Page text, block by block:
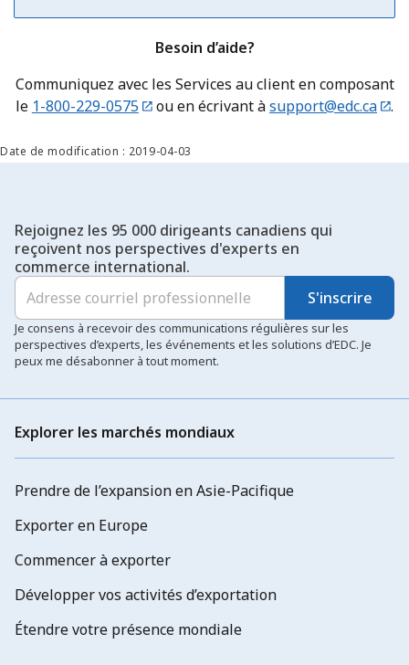
Besoin d’aide?
Communiquez avec les Services au client en composant
le 1-800-229-0575 ou en écrivant àsupport@edc.ca .
Date de modification : 2019-04-03
Rejoignez les 95 000 dirigeants canadiens qui
reçoivent nos perspectives d'experts en
commerce international.
S'inscrire
Je consens à recevoir des communications régulières sur les
perspectives d’experts, les événements et les solutions d’EDC. Je
peux me désabonner à tout moment.
Explorer les marchés mondiaux
Prendre de l’expansion en Asie-Pacifique
Exporter en Europe
Commencer à exporter
Développer vos activités d’exportation
Étendre votre présence mondiale